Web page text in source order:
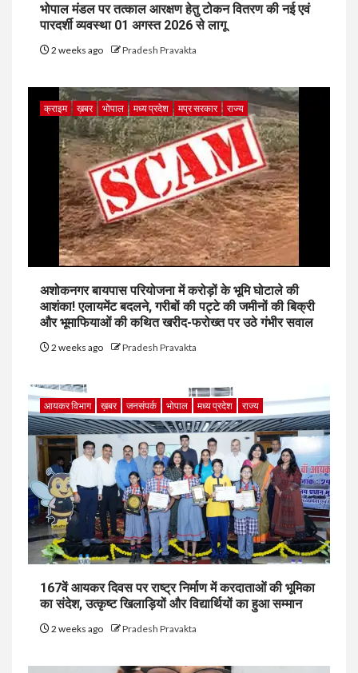
भोपाल मंडल पर तत्काल आरक्षण हेतु टोकन वितरण की नई एवं
पारदर्शी व्यवस्था 01 अगस्त 2026 से लागू
2 weeks ago Pradesh Pravakta
क्राइम ख़बर भोपाल मध्य प्रदेश मप्र सरकार राज्य
अशोकनगर बायपास परियोजना में करोड़ों के भूमि घोटाले की
आशंका! एलायमेंट बदलने, गरीबों की पट्टे की जमीनों की बिक्री
और भूमाफियाओं की कथित खरीद-फरोख्त पर उठे गंभीर सवाल
2 weeks ago Pradesh Pravakta
आयकर विभाग ख़बर जनसंपर्क भोपाल मध्य प्रदेश राज्य
167वें आयकर दिवस पर राष्ट्र निर्माण में करदाताओं की भूमिका
का संदेश, उत्कृष्ट खिलाड़ियों और विद्यार्थियों का हुआ सम्मान
2 weeks ago Pradesh Pravakta